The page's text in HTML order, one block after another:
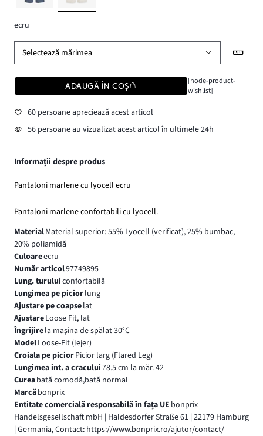
ecru
Selectează mărimea
ADAUGĂ ÎN COȘ
[node-product-
wishlist]
60 persoane apreciează acest articol
56 persoane au vizualizat acest articol în ultimele 24h
Informații despre produs
Pantaloni marlene cu lyocell ecru
Pantaloni marlene confortabili cu lyocell.
MaterialMaterial superior: 55% Lyocell (verificat), 25% bumbac,
20% poliamidă
Culoareecru
Număr articol97749895
Lung. turuluiconfortabilă
Lungimea pe piciorlung
Ajustare pe coapselat
AjustareLoose Fit, lat
Îngrijirela maşina de spălat 30°C
ModelLoose-Fit (lejer)
Croiala pe piciorPicior larg (Flared Leg)
Lungimea int. a cracului78.5 cm la măr. 42
Cureabată comodă,bată normal
Marcăbonprix
Entitate comercială responsabilă în fața UE bonprix
Handelsgesellschaft mbH | Haldesdorfer Straße 61 | 22179 Hamburg
| Germania, Contact: https://www.bonprix.ro/ajutor/contact/